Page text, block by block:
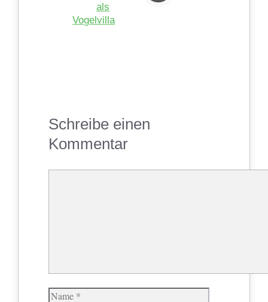
als
Vogelvilla
Schreibe einen
Kommentar
Name